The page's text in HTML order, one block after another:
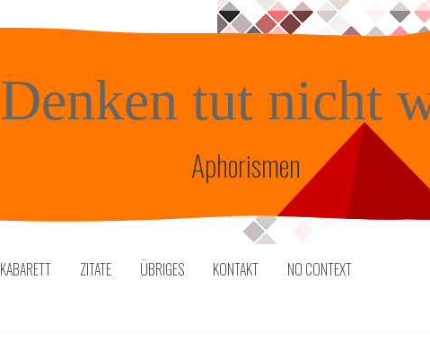
Denken tut nicht
Aphorismen
KABARETT ZITATE ÜBRIGES KONTAKT NO CONTEXT